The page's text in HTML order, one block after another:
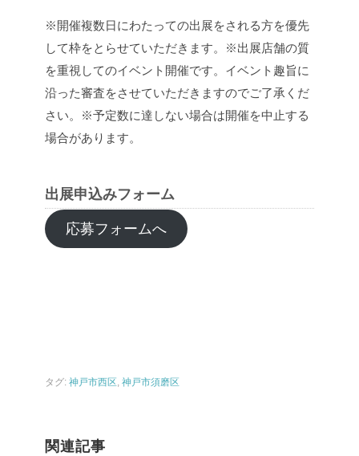
※開催複数日にわたっての出展をされる方を優先
して枠をとらせていただきます。
※出展店舗の質
を重視してのイベント開催です。イベント趣旨に
沿った審査をさせていただきますのでご了承くだ
さい。
※予定数に達しない場合は開催を中止する
場合があります。
出展申込みフォーム
応募フォームへ
タグ: 神戸市西区, 神戸市須磨区
関連記事